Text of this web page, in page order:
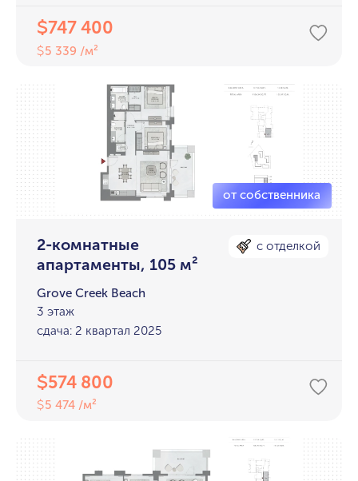
$747 400
$5 339 /м²
2-комнатные
апартаменты, 105 м²
с отделкой
Grove Creek Beach
3 этаж
сдача: 2 квартал 2025
$574 800
$5 474 /м²